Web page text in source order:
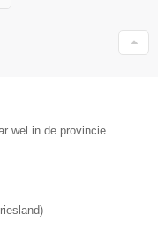
wel in de provincie
)